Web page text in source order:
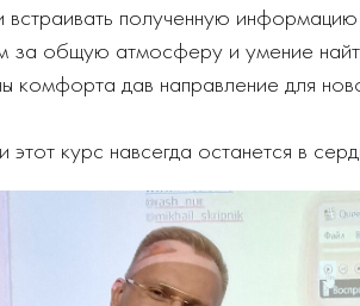
встраивать полученную
за общую атмосферу и умение
комфорта дав направление для
этот курс навсегда останется в